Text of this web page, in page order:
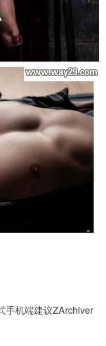
手机端建议ZArchiver